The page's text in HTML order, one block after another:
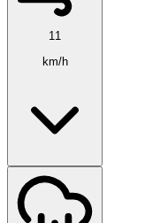
11
km/h